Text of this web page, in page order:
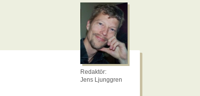
Redaktör:
Jens Ljunggren